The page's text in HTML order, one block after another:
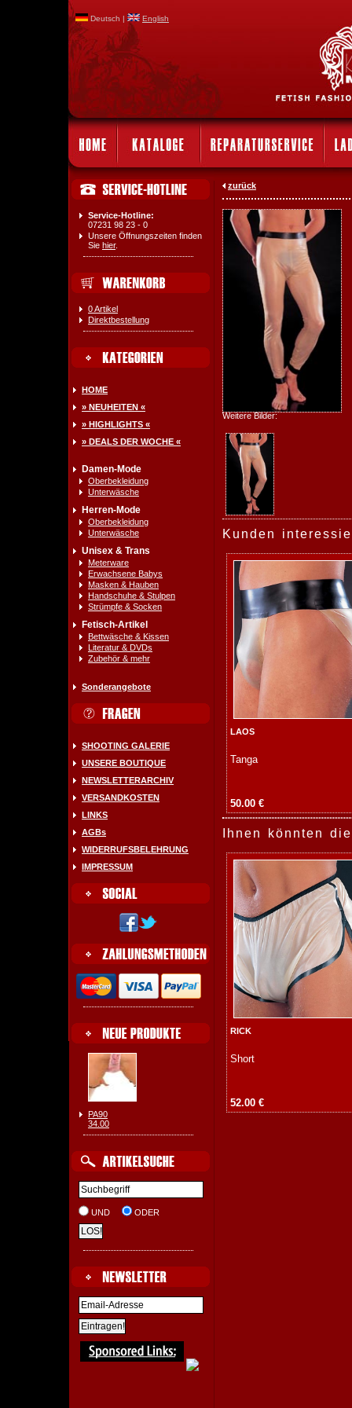
Deutsch | English
Service-Hotline:
07231 98 23 - 0
Unsere Öffnungszeiten finden
Sie hier.
0 Artikel
Direktbestellung
HOME
» NEUHEITEN «
» HIGHLIGHTS «
» DEALS DER WOCHE «
Damen-Mode
Oberbekleidung
Unterwäsche
Herren-Mode
Oberbekleidung
Unterwäsche
Unisex & Trans
Meterware
Erwachsene Babys
Masken & Hauben
Handschuhe & Stulpen
Strümpfe & Socken
Fetisch-Artikel
Bettwäsche & Kissen
Literatur & DVDs
Zubehör & mehr
Sonderangebote
SHOOTING GALERIE
UNSERE BOUTIQUE
NEWSLETTERARCHIV
VERSANDKOSTEN
LINKS
AGBs
WIDERRUFSBELEHRUNG
IMPRESSUM
PA90
34.00
UND ODER
zurück
Weitere Bilder:
Kunden
LAOS
Tanga
50.00 €
Ihnen könnten
RICK
Short
52.00 €